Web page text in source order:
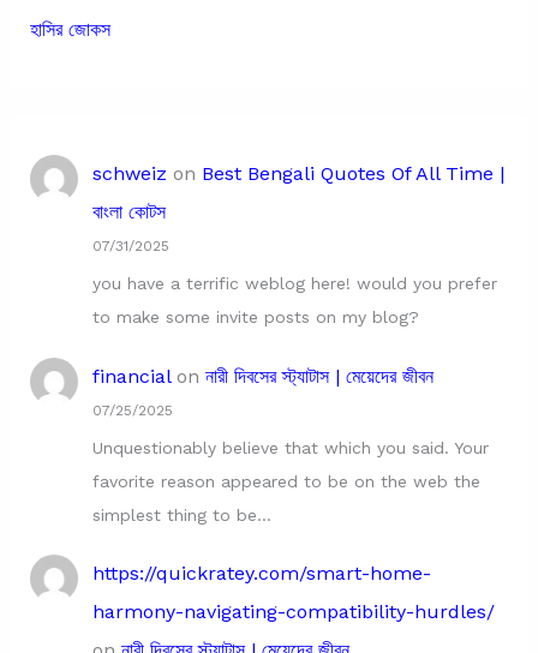
হাসির জোকস
schweiz on Best Bengali Quotes Of All Time |
বাংলা কোটস
07/31/2025
you have a terrific weblog here! would you prefer
to make some invite posts on my blog?
financialon নারী দিবসের স্ট্যাটাস | মেয়েদের জীবন
07/25/2025
Unquestionably believe that which you said. Your
favorite reason appeared to be on the web the
simplest thing to be…
https://quickratey.com/smart-home-
harmony-navigating-compatibility-hurdles/